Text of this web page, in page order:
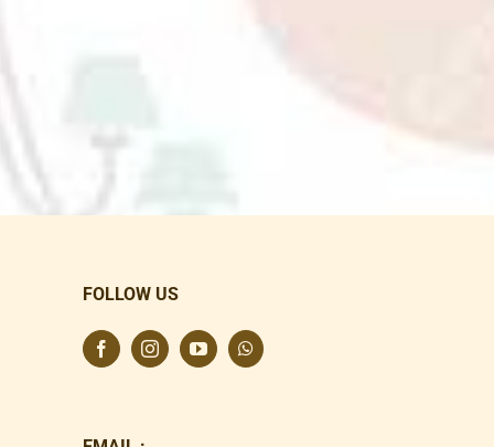
FOLLOW US